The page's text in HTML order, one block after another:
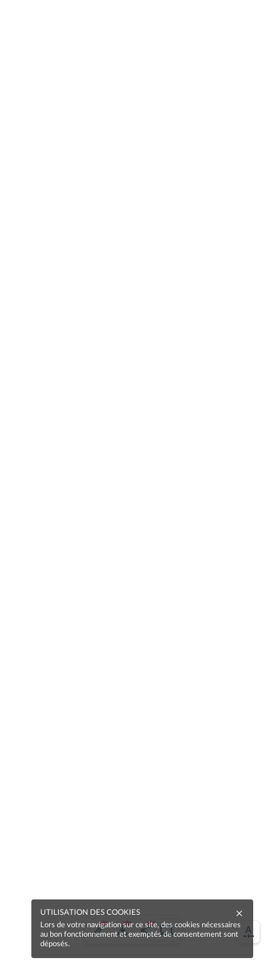
UTILISATION DES COOKIES
Lors de votre navigation sur ce site, des cookies nécessaires
au bon fonctionnement et exemptés de consentement sont
déposés.